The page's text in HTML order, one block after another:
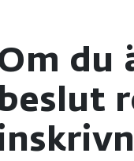
du
beslut